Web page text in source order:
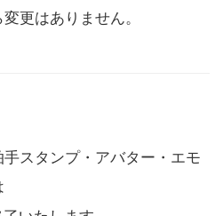
更はありません。
スタンプ・アバター・エモ